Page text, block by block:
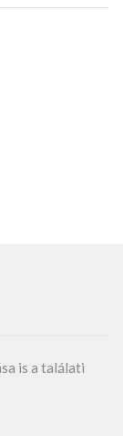
is a találati